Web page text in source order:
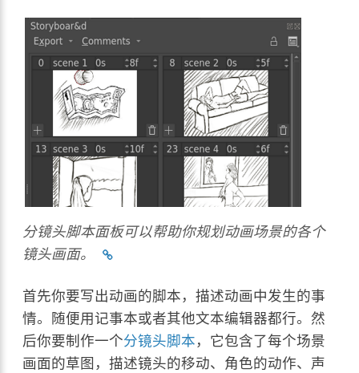
分镜头脚本面板可以帮助你规划动画场景的各个
镜头画面。
首先你要写出动画的脚本，描述动画中发生的事
情。随便用记事本或者其他文本编辑器都行。然
后你要制作一个分镜头脚本，它包含了每个场景
画面的草图，描述镜头的移动、角色的动作、声